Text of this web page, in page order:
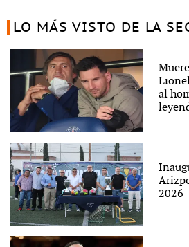
LO MÁS VISTO DE LA
al
2026